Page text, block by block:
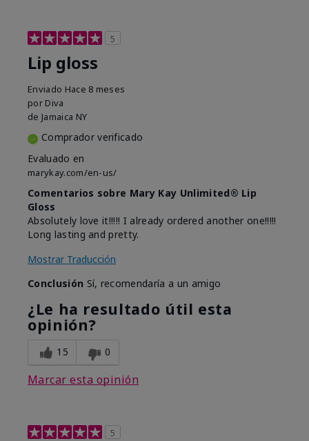
5
Lip gloss
Enviado Hace 8 meses
por Diva
de Jamaica NY
Comprador verificado
Evaluado en
marykay.com/en-us/
Comentarios sobre Mary Kay Unlimited® Lip
Gloss
Absolutely love it!!!!! I already ordered another one!!!!!
Long lasting and pretty.
Mostrar Traducción
Conclusión Sí, recomendaría a un amigo
¿Le ha resultado útil esta
opinión?
15 0
Marcar esta opinión
5